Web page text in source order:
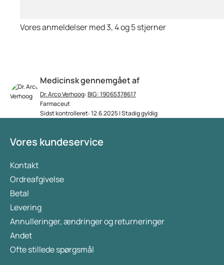
Medicinsk gennemgået af
Dr. Arco Verhoog:BIG: 19065378617
Farmaceut
Sidst kontrolleret: 12.6.2025 | Stadig gyldig
Vores anmeldelser med 3, 4 og 5 stjerner
Vores kundeservice
Kontakt
Ordreafgivelse
Betal
Levering
Annulleringer, ændringer og returneringer
Andet
Ofte stillede spørgsmål